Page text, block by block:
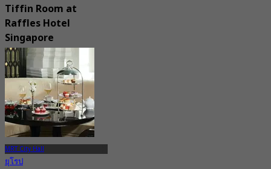
Tiffin Room at
Raffles Hotel
Singapore
New
4.4
จากS$ 101
MRT City Hall
ยุโรป